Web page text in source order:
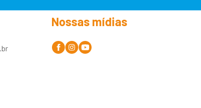
Nossas mídias